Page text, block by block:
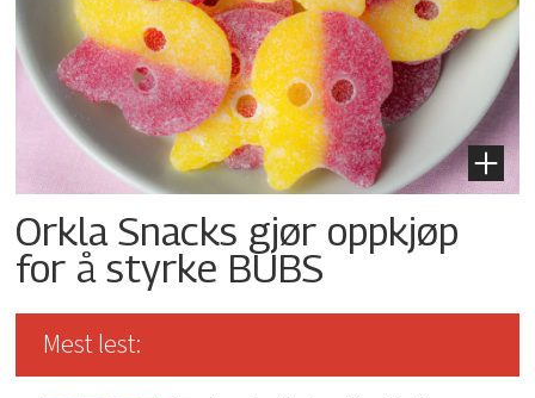
Orkla Snacks gjør oppkjøp
for å styrke BUBS
Mest lest: